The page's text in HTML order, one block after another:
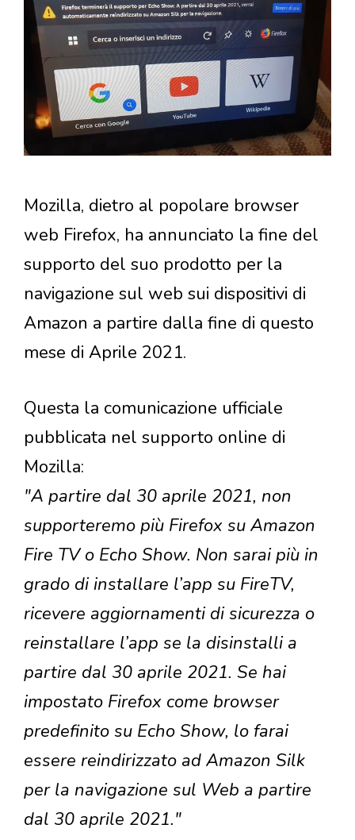
Mozilla, dietro al popolare browser
web Firefox, ha annunciato la fine del
supporto del suo prodotto per la
navigazione sul web sui dispositivi di
Amazon a partire dalla fine di questo
mese di Aprile 2021.
Questa la comunicazione ufficiale
pubblicata nel supporto online di
Mozilla:
"A partire dal 30 aprile 2021, non
supporteremo più Firefox su Amazon
Fire TV o Echo Show. Non sarai più in
grado di installare l’app su FireTV,
ricevere aggiornamenti di sicurezza o
reinstallare l’app se la disinstalli a
partire dal 30 aprile 2021. Se hai
impostato Firefox come browser
predefinito su Echo Show, lo farai
essere reindirizzato ad Amazon Silk
per la navigazione sul Web a partire
dal 30 aprile 2021."